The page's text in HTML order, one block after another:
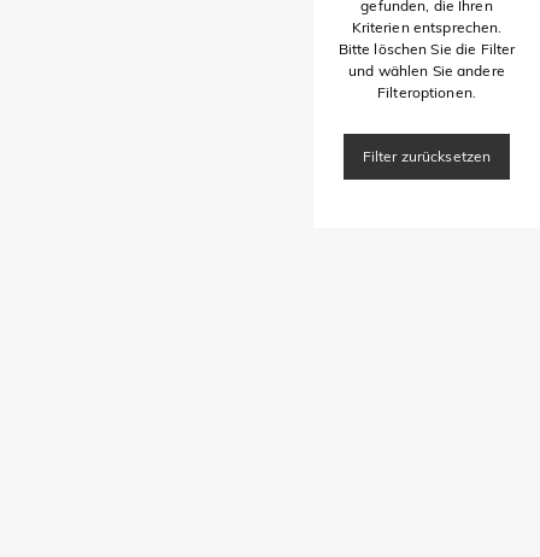
gefunden, die Ihren
Kriterien entsprechen.
Bitte löschen Sie die Filter
und wählen Sie andere
Filteroptionen.
Filter zurücksetzen